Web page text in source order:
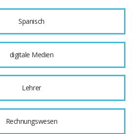
Spanisch
digitale Medien
Lehrer
Rechnungswesen